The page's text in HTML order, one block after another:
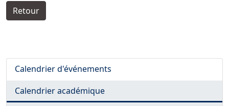
Retour
Calendrier d'événements
Calendrier académique